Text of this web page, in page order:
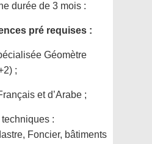
durée de 3 mois :
pré requises :
Géomètre
;
et d’Arabe ;
:
Foncier, bâtiments